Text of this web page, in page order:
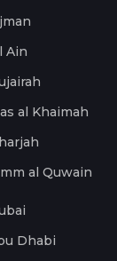
Ain
al Khaimah
al Quwain
Dhabi